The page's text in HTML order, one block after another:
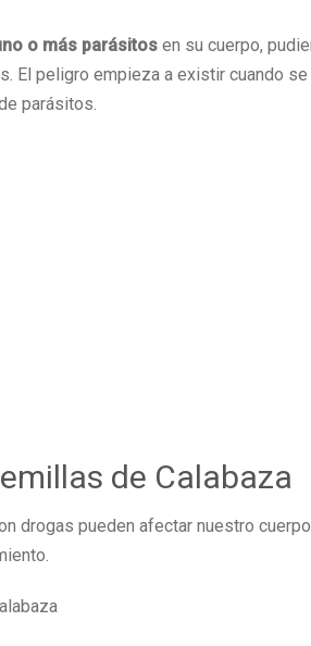
o más parásitos en su cuerpo,
El peligro empieza a existir cuando
parásitos.
de Calabaza
drogas pueden afectar nuestro